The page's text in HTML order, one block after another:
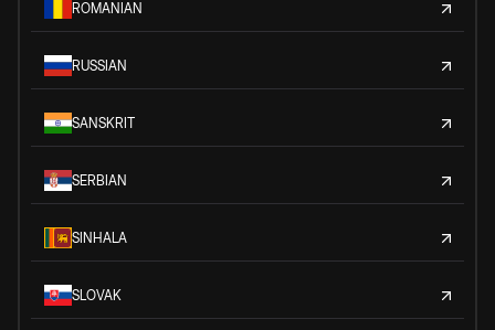
ROMANIAN
RUSSIAN
SANSKRIT
SERBIAN
SINHALA
SLOVAK